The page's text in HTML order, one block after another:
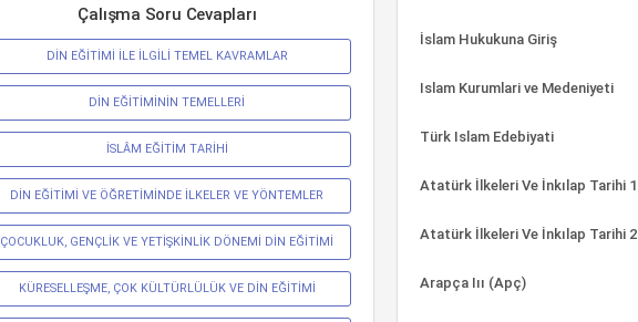
Çalışma Soru Cevapları
DİN EĞİTİMİ İLE İLGİLİ TEMEL KAVRAMLAR
DİN EĞİTİMİNİN TEMELLERİ
İSLÂM EĞİTİM TARİHİ
DİN EĞİTİMİ VE ÖĞRETİMİNDE İLKELER VE YÖNTEMLER
ÇOCUKLUK, GENÇLİK VE YETİŞKİNLİK DÖNEMİ DİN EĞİTİMİ
KÜRESELLEŞME, ÇOK KÜLTÜRLÜLÜK VE DİN EĞİTİMİ
İslam Hukukuna Giriş
Islam Kurumlari ve Medeniyeti
Türk Islam Edebiyati
Atatürk İlkeleri Ve İnkılap Tarihi 1
Atatürk İlkeleri Ve İnkılap Tarihi 2
Arapça Iıı (Apç)